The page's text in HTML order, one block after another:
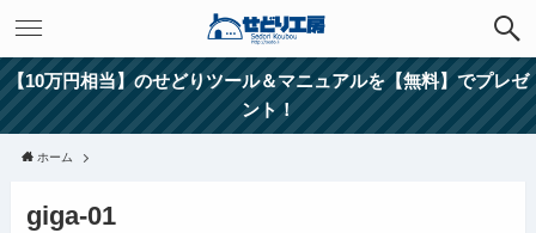
【10万円相当】のせどりツール＆マニュアルを【無料】でプレゼ
ント！
ホーム
giga-01